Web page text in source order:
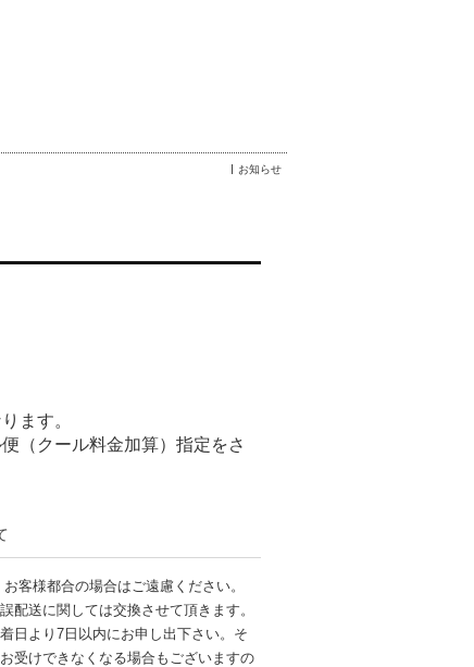
お知らせ
ます。
（クール料金加算）指定をさ
客様都合の場合はご遠慮ください。
配送に関しては交換させて頂きます。
日より7日以内にお申し出下さい。そ
受けできなくなる場合もございますの